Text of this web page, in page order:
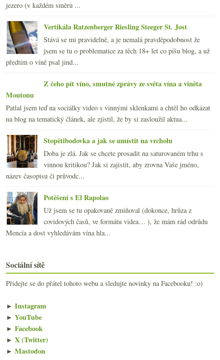
jezero (v každém směru ...
Vertikála Ratzenberger Riesling Steeger St. Jost
Stává se mi pravidelně, a je nemalá pravděpodobnost že
jsem se tu o problematice za těch 18+ let co píšu blog, a už
předtím o víně psal jind...
Z čeho pít víno, smutné zprávy ze světa vína a viněta
Moutonu
Patlal jsem teď na sociálky video s vinnými sklenkami a chtěl ho odkázat
na blog na tematický článek, ale zjistil, že by si zasloužil aktua...
Stopětibodovka a jak se umístit na vrcholu
Doba je zlá. Jak se chcete prosadit na saturovaném trhu s
vinnou kritikou? Jak si zajistit, aby zrovna Vaše jméno,
název časopisu či průvodc...
Potěšení s El Rapolao
Už jsem se tu opakovaně zmiňoval (dokonce, hrůza z
covidových časů, ve formátu videa… ), že mám rád odrůdu
Mencía a dost vyhledávám vína hla...
Sociální sítě
Přidejte se do přátel tohoto webu a sledujte novinky na Facebooku! :o)
► Instagram
► YouTube
► Facebook
► X (Twitter)
► Mastodon